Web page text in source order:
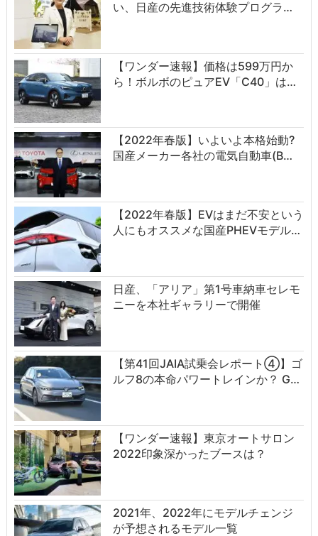
い、日産の先進技術体験プログラ…
【ワンダー速報】価格は599万円か
ら！ボルボのピュアEV「C40」は…
【2022年春版】いよいよ本格始動?
国産メーカー各社の電気自動車(B…
【2022年春版】EVはまだ不安という
人にもオススメな国産PHEVモデル…
日産、「アリア」第1号車納車セレモ
ニーを本社ギャラリーで開催
【第41回JAIA試乗会レポート④】ゴ
ルフ8の本命パワートレインか？ G…
【ワンダー速報】東京オートサロン
2022印象深かったブースは？
2021年、2022年にモデルチェンジ
が予想されるモデル一覧